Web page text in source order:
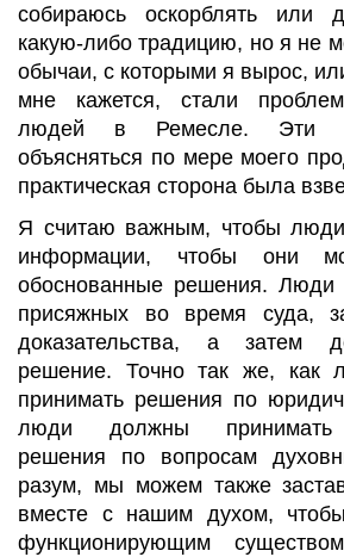
собираюсь оскорблять или
какую-либо традицию, но я не
обычаи, с которыми я вырос,
мне кажется, стали
людей в Ремесле. Эти
объясняться по мере моего
практическая сторона была
Я считаю важным, чтобы
информации, чтобы они
обоснованные решения. Люди
присяжных во время суда,
доказательства, а затем
решение. Точно так же, как
принимать решения по
люди должны принимать
решения по вопросам
разум, мы можем также
вместе с нашим духом,
функционирующим